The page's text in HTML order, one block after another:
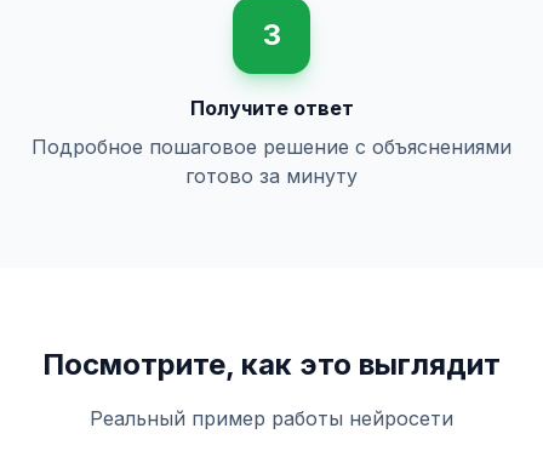
3
Получите ответ
Подробное пошаговое решение с объяснениями
готово за минуту
Посмотрите, как это выглядит
Реальный пример работы нейросети